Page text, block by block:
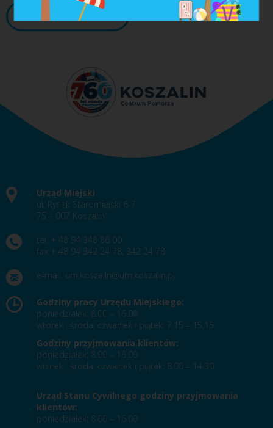
ARCHIWUM
Urząd Miejski
ul. Rynek Staromiejski 6-7
75 – 007 Koszalin
tel. + 48 94 348 86 00
fax + 48 94 342 24 78, 342 24 78
e-mail: um.koszalin@um.koszalin.pl
Godziny pracy Urzędu Miejskiego:
poniedziałek: 8.00 – 16.00
wtorek , środa, czwartek i piątek: 7.15 – 15.15
Godziny przyjmowania klientów:
poniedziałek: 8.00 – 16.00
wtorek , środa, czwartek i piątek: 8.00 – 14.30
Urząd Stanu Cywilnego godziny przyjmowania
klientów:
poniedziałek: 8.00 – 16.00